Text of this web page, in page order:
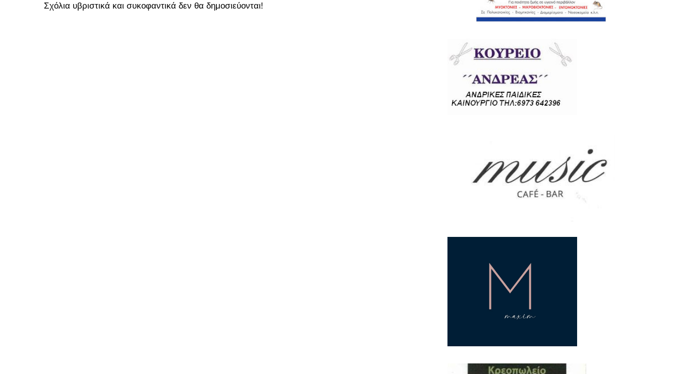
Σχόλια υβριστικά και συκοφαντικά δεν θα δημοσιεύονται!